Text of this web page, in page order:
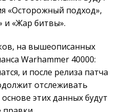
«Осторожный подход»,
и «Жар битвы».
на вышеописанных
Warhammer 40000:
и после релиза патча
отслеживать
этих данных будут